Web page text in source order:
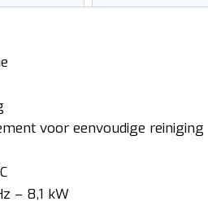
voor eenvoudige reiniging
– 8,1 kW